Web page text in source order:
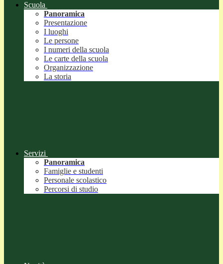
Scuola
Panoramica
Presentazione
I luoghi
Le persone
I numeri della scuola
Le carte della scuola
Organizzazione
La storia
Servizi
Panoramica
Famiglie e studenti
Personale scolastico
Percorsi di studio